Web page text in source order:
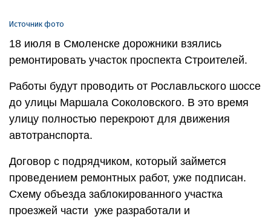
Источник фото
18 июля в Смоленске дорожники взялись
ремонтировать участок проспекта Строителей.
Работы будут проводить от Рославльского шоссе
до улицы Маршала Соколовского. В это время
улицу полностью перекроют для движения
автотранспорта.
Договор с подрядчиком, который займется
проведением ремонтных работ, уже подписан.
Схему объезда заблокированного участка
проезжей части уже разработали и